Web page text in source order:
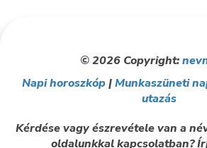
© 2026 Copyright:
Napi horoszkóp|Munkaszüneti
utazás
Kérdése vagy észrevétele van a
oldalunkkal kapcsolatban?